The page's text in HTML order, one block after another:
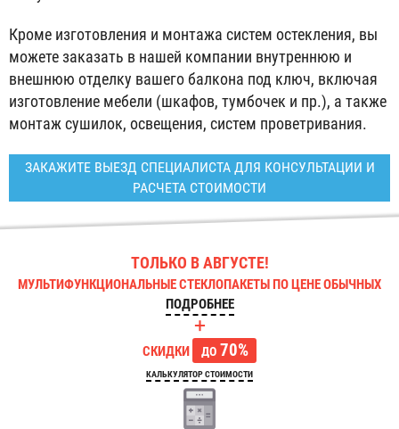
Кроме изготовления и монтажа систем остекления, вы
можете заказать в нашей компании внутреннюю и
внешнюю отделку вашего балкона под ключ, включая
изготовление мебели (шкафов, тумбочек и пр.), а также
монтаж сушилок, освещения, систем проветривания.
ЗАКАЖИТЕ ВЫЕЗД СПЕЦИАЛИСТА ДЛЯ КОНСУЛЬТАЦИИ И
РАСЧЕТА СТОИМОСТИ
ТОЛЬКО В АВГУСТЕ!
МУЛЬТИФУНКЦИОНАЛЬНЫЕ СТЕКЛОПАКЕТЫ ПО ЦЕНЕ ОБЫЧНЫХ
ПОДРОБНЕЕ
+
СКИДКИ ДО70%
КАЛЬКУЛЯТОР СТОИМОСТИ